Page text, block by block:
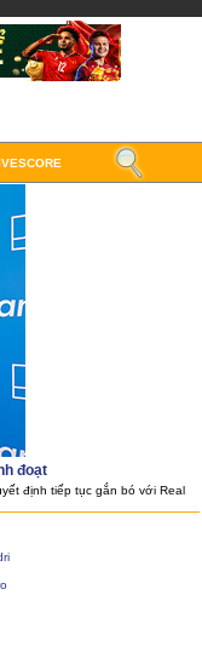
đoạt
định tiếp tục gắn bó với Real